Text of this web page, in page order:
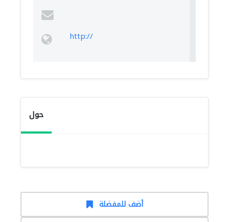
http://
حول
أضف للمفضلة